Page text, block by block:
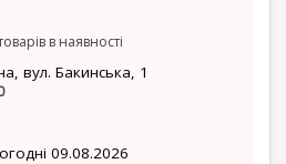
в наявності
вул. Бакинська, 1
09.08.2026